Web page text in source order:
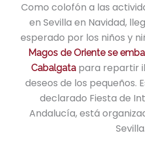
Como colofón a las
en Sevilla en Navidad,
esperado por los niños y
Magos de Oriente se
Cabalgatapara repartir
deseos de los pequeños.
declarado Fiesta de
Andalucía, está
Sevilla.